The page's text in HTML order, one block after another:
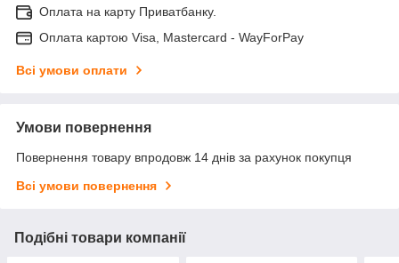
Оплата на карту Приватбанку.
Оплата картою Visa, Mastercard - WayForPay
Всі умови оплати
Умови повернення
Повернення товару впродовж 14 днів за рахунок покупця
Всі умови повернення
Подібні товари компанії